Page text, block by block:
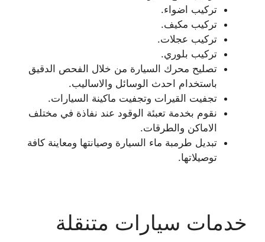
تركيب اضواء.
تركيب مكيف.
تركيب عجلات.
تركيب بلوري.
تصليح محرك السيارة من خلال الفحص الدقيق
باستخدام احدث الوسائل والاساليب.
تجفيت القيرات وتجفيت ماكينة السيارات.
نقوم بخدمة تعبئة الوقود عند نفاذة في مختلف
الاماكن والطرقات.
تبديل طرمبة ماء السيارة وصيانتها ومعاينة كافة
توصيلاتها.
خدمات سيارات متنقلة